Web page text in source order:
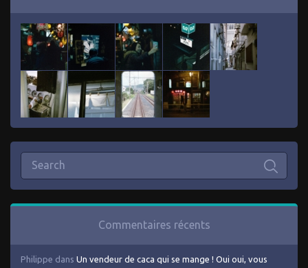
Commentaires récents
Philippe dans Un vendeur de caca qui se mange ! Oui oui, vous